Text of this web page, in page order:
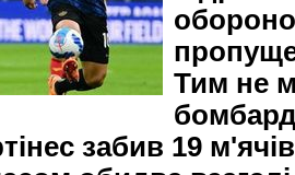
Тим не
забив 19